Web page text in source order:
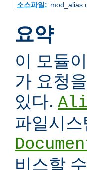
소스파일:
요약
이 모듈
가 요청
있다.
파일시
비스할